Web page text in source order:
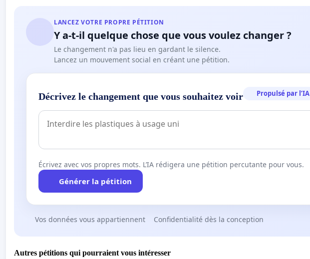
LANCEZ VOTRE PROPRE PÉTITION
Y a-t-il quelque chose que vous voulez changer ?
Le changement n'a pas lieu en gardant le silence.
Lancez un mouvement social en créant une pétition.
Décrivez le changement que vous souhaitez voir Propulsé par l’IA
Écrivez avec vos propres mots. L’IA rédigera une pétition percutante pour vous.
Générer la pétition
Vos données vous appartiennent Confidentialité dès la conception
Autres pétitions qui pourraient vous intéresser